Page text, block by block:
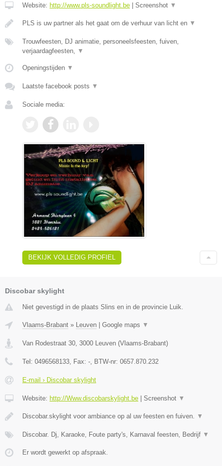
Website: http://www.pls-soundlight.be | Screenshot ▼
PLS is uw partner als het gaat om de verhuur van licht en ▼
Trouwfeesten, DJ animatie, personeelsfeesten, fuiven,
verjaardagfeesten,
▼
Openingstijden ▼
Laatste facebook posts ▼
Sociale media:
BEKIJK VOLLEDIG PROFIEL
Discobar skylight
Niet gevestigd in de plaats Slins en in de provincie Luik.
Vlaams-Brabant » Leuven Google maps ▼
Van Rodestraat 30, 3000 Leuven (Vlaams-Brabant)
Tel: 0496568133, Fax: -, BTW-nr: 0657.870.232
E-mail › Discobar skylight
Website: http://Www.discobarskylight.be Screenshot ▼
Discobar.skylight voor ambiance op al uw feesten en fuiven. ▼
Discobar. Dj, Karaoke, Foute party's, Karnaval feesten, Bedrijf ▼
Er wordt gewerkt op afspraak.